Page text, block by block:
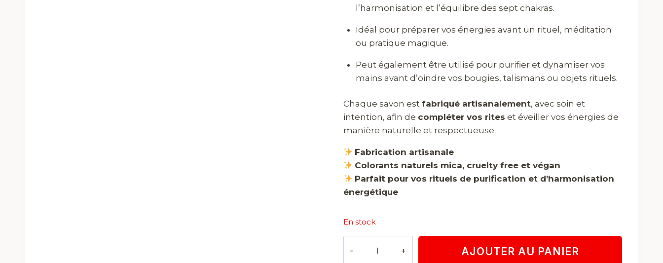
l’harmonisation et l’équilibre des sept chakras.
Idéal pour préparer vos énergies avant un rituel, méditation
ou pratique magique.
Peut également être utilisé pour purifier et dynamiser vos
mains avant d’oindre vos bougies, talismans ou objets rituels.
Chaque savon est fabriqué artisanalement, avec soin et
intention, afin de compléter vos rites et éveiller vos énergies de
manière naturelle et respectueuse.
Fabrication artisanale
Colorants naturels mica, cruelty free et végan
Parfait pour vos rituels de purification et d’harmonisation
énergétique
En stock
AJOUTER AU PANIER